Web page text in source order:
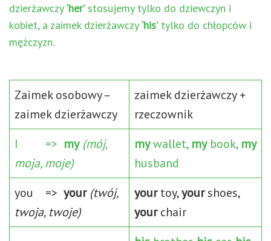
dzierżawczy ‘her’stosujemy tylko do dziewczyn i
kobiet, a zaimek dzierżawczy ‘his’tylko do chłopców i
mężczyzn.
Zaimek osobowy –
zaimek dzierżawczy
zaimek dzierżawczy +
rzeczownik
I => my (mój,
moja, moje)
mywallet, mybook, my
husband
you => your (twój,
twoja, twoje)
yourtoy,yourshoes,
yourchair